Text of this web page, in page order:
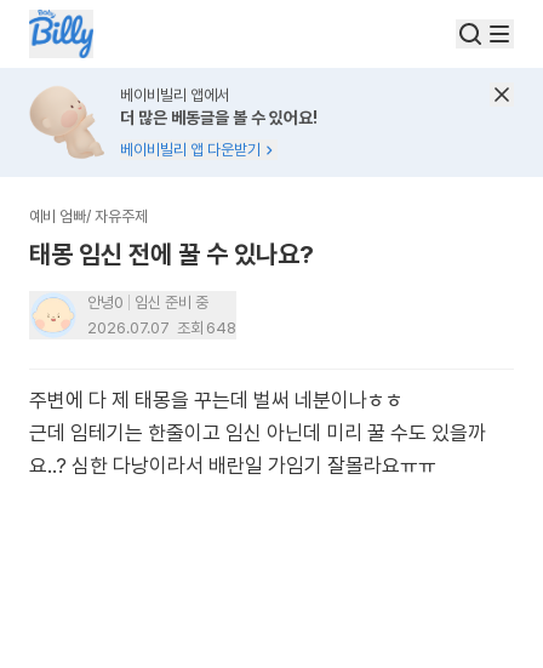
베이비빌리 앱에서
더 많은 베동글을 볼 수 있어요!
베이비빌리 앱 다운받기
예비 엄빠/ 자유주제
태몽 임신 전에 꿀 수 있나요?
안녕0
임신 준비 중
2026.07.07 조회 648
주변에 다 제 태몽을 꾸는데 벌써 네분이나ㅎㅎ
근데 임테기는 한줄이고 임신 아닌데 미리 꿀 수도 있을까
요..? 심한 다낭이라서 배란일 가임기 잘몰라요ㅠㅠ